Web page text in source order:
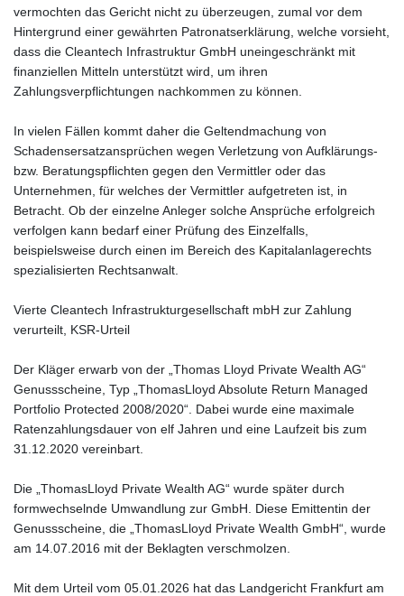
vermochten das Gericht nicht zu überzeugen, zumal vor dem
Hintergrund einer gewährten Patronatserklärung, welche vorsieht,
dass die Cleantech Infrastruktur GmbH uneingeschränkt mit
finanziellen Mitteln unterstützt wird, um ihren
Zahlungsverpflichtungen nachkommen zu können.
In vielen Fällen kommt daher die Geltendmachung von
Schadensersatzansprüchen wegen Verletzung von Aufklärungs-
bzw. Beratungspflichten gegen den Vermittler oder das
Unternehmen, für welches der Vermittler aufgetreten ist, in
Betracht. Ob der einzelne Anleger solche Ansprüche erfolgreich
verfolgen kann bedarf einer Prüfung des Einzelfalls,
beispielsweise durch einen im Bereich des Kapitalanlagerechts
spezialisierten Rechtsanwalt.
Vierte Cleantech Infrastrukturgesellschaft mbH zur Zahlung
verurteilt, KSR-Urteil
Der Kläger erwarb von der „Thomas Lloyd Private Wealth AG“
Genussscheine, Typ „ThomasLloyd Absolute Return Managed
Portfolio Protected 2008/2020“. Dabei wurde eine maximale
Ratenzahlungsdauer von elf Jahren und eine Laufzeit bis zum
31.12.2020 vereinbart.
Die „ThomasLloyd Private Wealth AG“ wurde später durch
formwechselnde Umwandlung zur GmbH. Diese Emittentin der
Genussscheine, die „ThomasLloyd Private Wealth GmbH“, wurde
am 14.07.2016 mit der Beklagten verschmolzen.
Mit dem Urteil vom 05.01.2026 hat das Landgericht Frankfurt am